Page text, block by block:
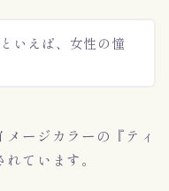
いえば、女性の憧
ージカラーの『ティ
ています。